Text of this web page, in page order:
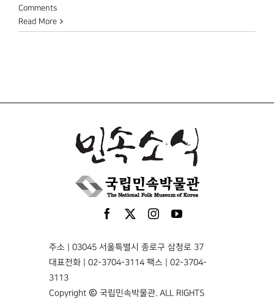
Comments
Read More
주소 | 03045 서울특별시 종로구 삼청로 37
대표전화 | 02-3704-3114 팩스 | 02-3704-
3113
Copyright © 국립민속박물관. ALL RIGHTS